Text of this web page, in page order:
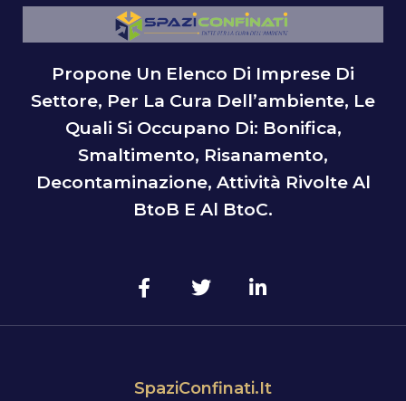
Propone Un Elenco Di Imprese Di
Settore, Per La Cura Dell’ambiente, Le
Quali Si Occupano Di: Bonifica,
Smaltimento, Risanamento,
Decontaminazione, Attività Rivolte Al
BtoB E Al BtoC.
SpaziConfinati.it